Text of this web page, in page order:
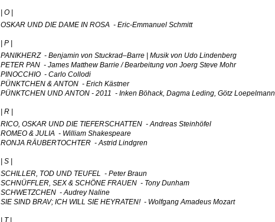
| O |
OSKAR UND DIE DAME IN ROSA - Eric-Emmanuel Schmitt
| P |
PANIKHERZ - Benjamin von Stuckrad–Barre | Musik von Udo Lindenberg
PETER PAN - James Matthew Barrie / Bearbeitung von Joerg Steve Mohr
PINOCCHIO - Carlo Collodi
PÜNKTCHEN & ANTON - Erich Kästner
PÜNKTCHEN UND ANTON - 2011 - Inken Böhack, Dagma Leding, Götz Loepelmann
| R |
RICO, OSKAR UND DIE TIEFERSCHATTEN - Andreas Steinhöfel
ROMEO & JULIA - William Shakespeare
RONJA RÄUBERTOCHTER - Astrid Lindgren
| S |
SCHILLER, TOD UND TEUFEL - Peter Braun
SCHNÜFFLER, SEX & SCHÖNE FRAUEN - Tony Dunham
SCHWETZCHEN - Audrey Naline
SIE SIND BRAV; ICH WILL SIE HEYRATEN! - Wolfgang Amadeus Mozart
| T |